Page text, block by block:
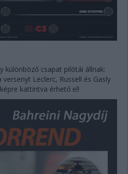
különböző csapat pilótái állnak:
Leclerc, Russell és Gasly
kattintva érhető el!